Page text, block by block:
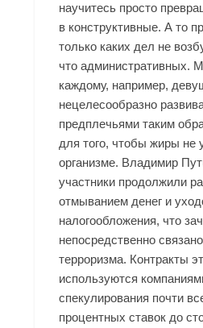
научитесь просто
в конструктивные. А то
только каких дел не
что административных.
каждому, например,
нецелесообразно
предплечьями таким
для того, чтобы жиры не
организме. Владимир
участники продолжили
отмыванием денег и
налогообложения, что
непосредственно
терроризма. Контракты
используются
спекулирования почти
процентных ставок до